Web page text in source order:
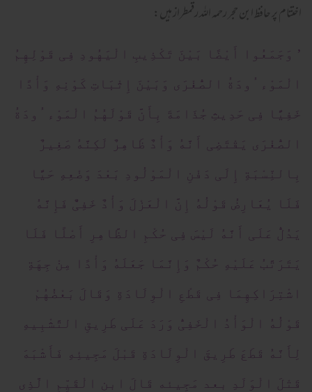
اختتام پر حافظ ابن حجر رحمہ اللہ رقمطراز ہیں:
’ وَجَمَعُوا أَیْضًا بَیْنَ تَکْذِیبِ الْیَهُودِ فِی قَوْلِهِمُ
الْمَوْء ُودَةُ الصُّغْرَی وَبَیْنَ إِثْبَاتِ کَوْنِهِ وَأْدًا
خَفِیًّا فِی حَدِیثِ جُذَامَةَ بِأَنَّ قَوْلَهُمُ الْمَوْء ُودَةُ
الصُّغْرَی یَقْتَضِی أَنَّهُ وَأْدٌ ظَاهِرٌ لَکِنَّهُ صَغِیرٌ
بِالنِّسْبَةِ إِلَی دَفْنِ الْمَوْلُودِ بَعْدَ وَضْعِهِ حَیًّا
فَلَا یُعَارِضُ قَوْلُهُ إِنَّ الْعَزْلَ وَأْدٌ خَفِیٌّ فَإِنَّهُ
یَدُلُّ عَلَی أَنَّهُ لَیْسَ فِی حُکْمِ الظَّاهِرِ أَصْلًا فَلَا
یَتَرَتَّبُ عَلَیْهِ حُکْمٌ وَإِنَّمَا جَعَلَهُ وَأْدًا مِنْ جِهَةِ
اشْتِرَاکِهِمَا فِی قَطْعِ الْوِلَادَةِ وَقَالَ بَعْضُهُمْ
قَوْلُهُ الْوَأْدُ الْخَفِیُّ وَرَدَ عَلَی طَرِیقِ التَّشْبِیهِ
لِأَنَّهُ قَطَعَ طَرِیقَ الْوِلَادَةِ قَبْلَ مَجِیئِهِ فَأَشْبَهَ
قَتْلَ الْوَلَدِ بعد مَجِیئه قَالَ ابن الْقَیِّمِ الَّذِی